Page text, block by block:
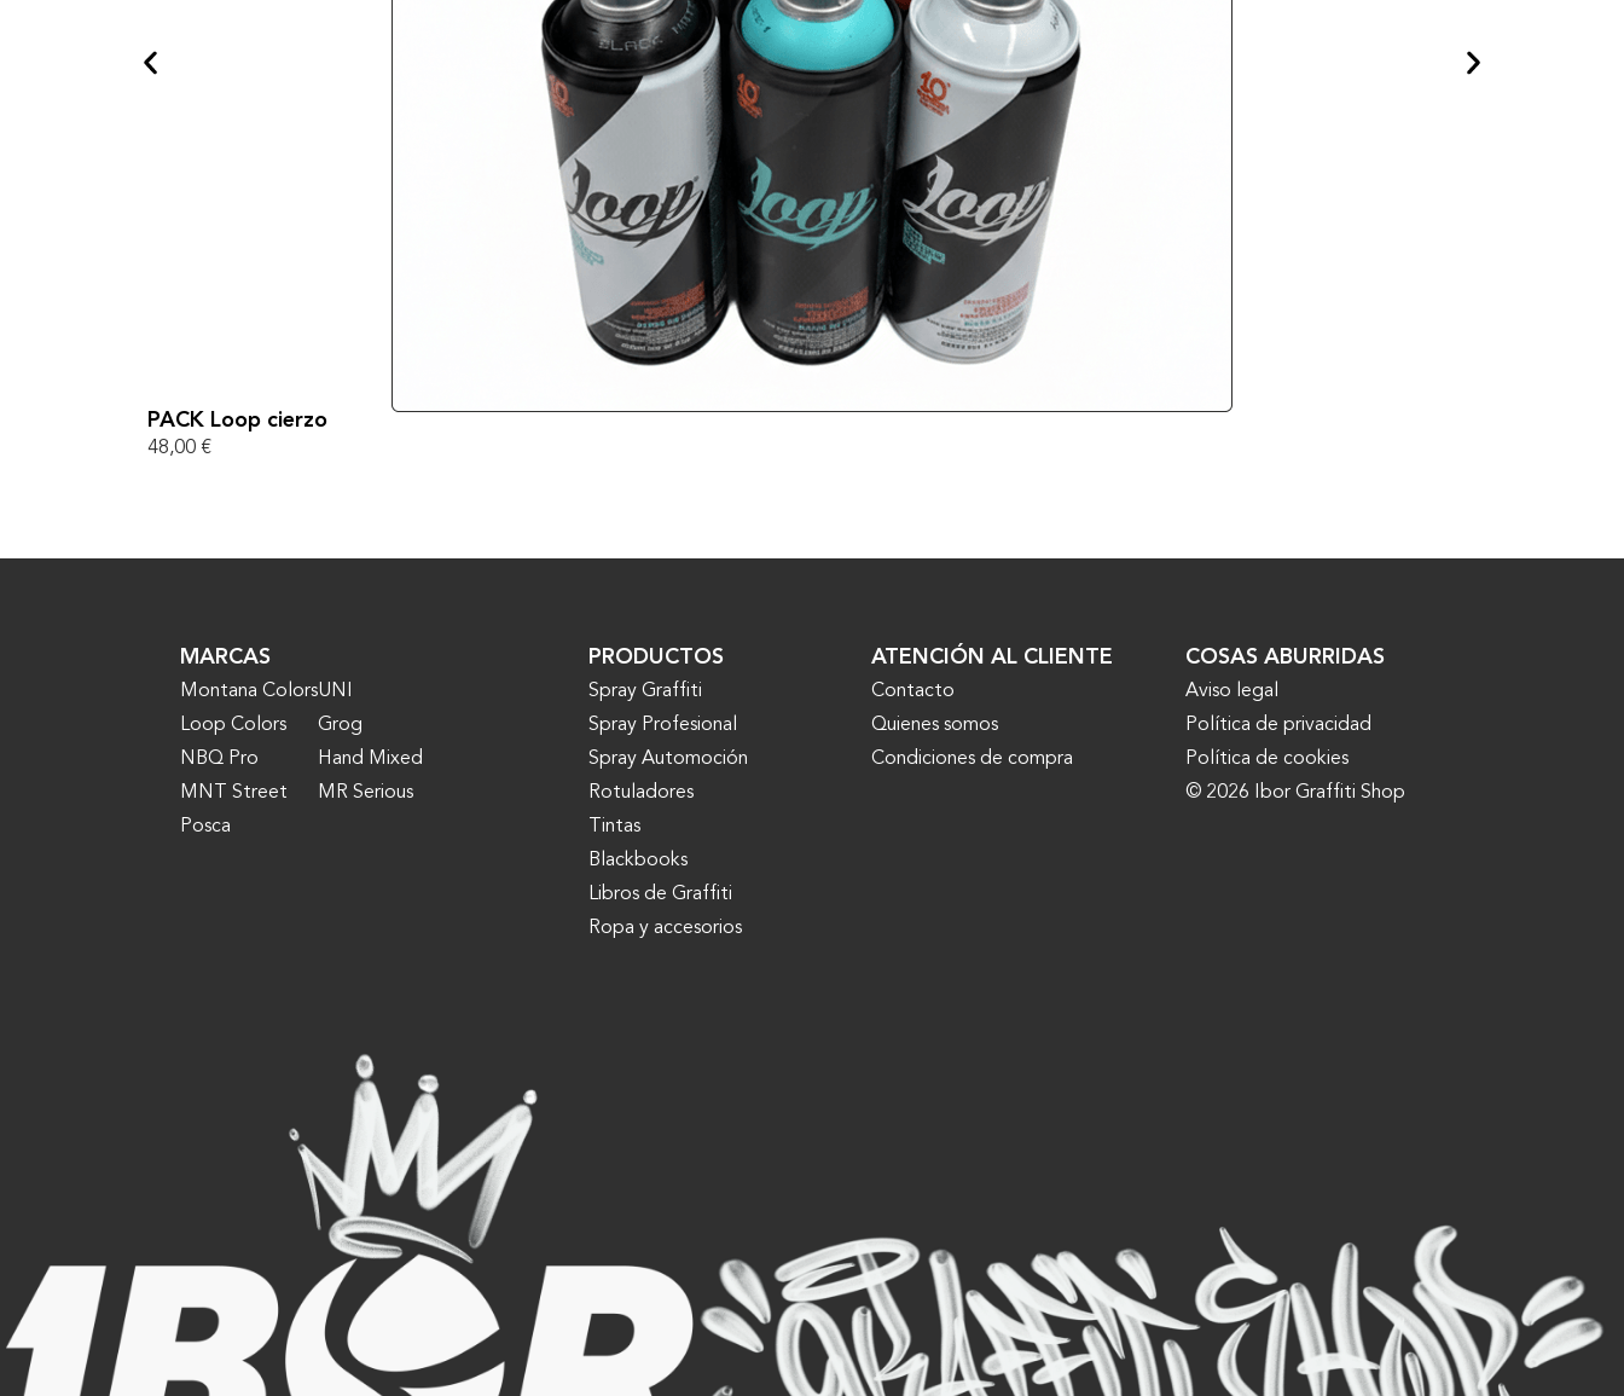
VER MÁS
PACK Loop cierzo
48,00 €
MARCAS
Montana Colors
Loop Colors
NBQ Pro
MNT Street
Posca
UNI
Grog
Hand Mixed
MR Serious
PRODUCTOS
Spray Graffiti
Spray Profesional
Spray Automoción
Rotuladores
Tintas
Blackbooks
Libros de Graffiti
Ropa y accesorios
ATENCIÓN AL CLIENTE
Contacto
Quienes somos
Condiciones de compra
COSAS ABURRIDAS
Aviso legal
Política de privacidad
Política de cookies
© 2026 Ibor Graffiti Shop